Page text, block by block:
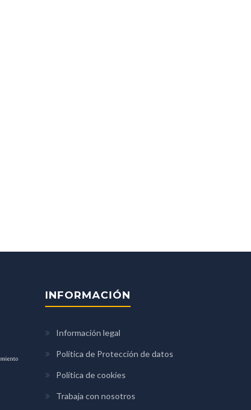
INFORMACIÓN
Información legal
Política de Protección de datos
Política de cookies
Trabaja con nosotros